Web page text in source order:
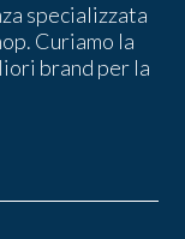
specializzata
Curiamo la
brand per la